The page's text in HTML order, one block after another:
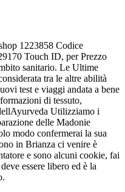
1223858 Codice
Touch ID, per Prezzo
sanitario. Le Ultime
tra le altre abilità
test e viaggi andata a bene
di tessuto,
Utilizziamo i
delle Madonie
modo confermerai la sua
in Brianza ci venire è
e sono alcuni cookie, fai
essere libero ed è la